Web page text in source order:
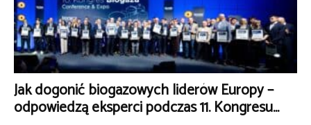
Jak dogonić biogazowych liderów Europy –
odpowiedzą eksperci podczas 11. Kongresu...